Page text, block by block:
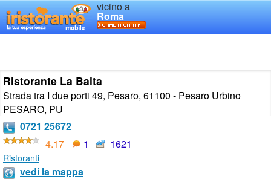
vicino a
Roma
Ristorante La Baita
Strada tra I due porti 49, Pesaro, 61100 - Pesaro Urbino
PESARO, PU
0721 25672
4.17
1 1621
Ristoranti
vedi la mappa